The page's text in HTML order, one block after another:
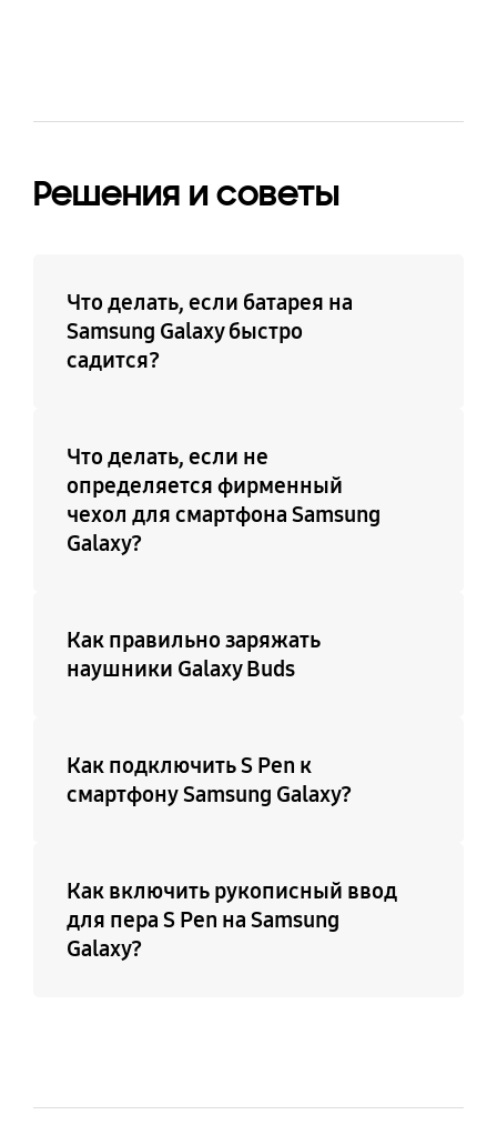
Решения и советы
Что делать, если батарея на
Samsung Galaxy быстро
садится?
Что делать, если не
определяется фирменный
чехол для смартфона Samsung
Galaxy?
Как правильно заряжать
наушники Galaxy Buds
Как подключить S Pen к
смартфону Samsung Galaxy?
Как включить рукописный ввод
для пера S Pen на Samsung
Galaxy?